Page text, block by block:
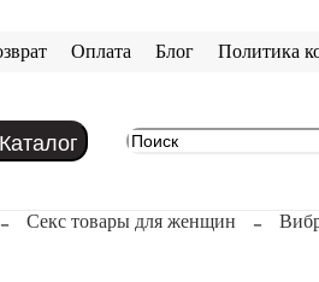
Оплата Блог Политика
Каталог
Секс товары для женщин